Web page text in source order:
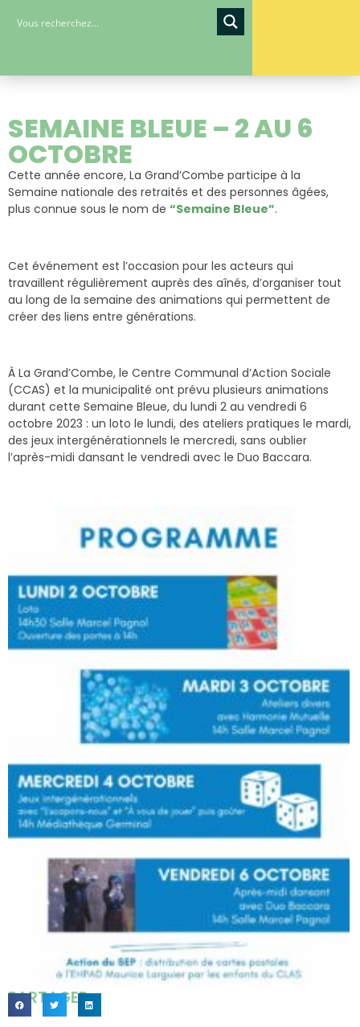
SEMAINE BLEUE – 2 AU 6
OCTOBRE
Cette année encore, La Grand’Combe participe à la
Semaine nationale des retraités et des personnes âgées,
plus connue sous le nom de “Semaine Bleue”.
Cet événement est l’occasion pour les acteurs qui
travaillent régulièrement auprès des aînés, d’organiser tout
au long de la semaine des animations qui permettent de
créer des liens entre générations.
À La Grand’Combe, le Centre Communal d’Action Sociale
(CCAS) et la municipalité ont prévu plusieurs animations
durant cette Semaine Bleue, du lundi 2 au vendredi 6
octobre 2023 : un loto le lundi, des ateliers pratiques le mardi,
des jeux intergénérationnels le mercredi, sans oublier
l’après-midi dansant le vendredi avec le Duo Baccara.
PARTAGER...